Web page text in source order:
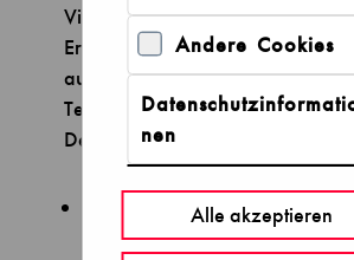
Andere Cookies
nen
Alle akzeptieren
Vielfalt entdecken, Meisterwerke
Erfahren Sie Wissenswertes und
aus der Geschichte der
Technik und lernen Sie die
Deutschen Museum kennen.
Einzelbesucher und
Kleingruppen (bis 5 Personen)